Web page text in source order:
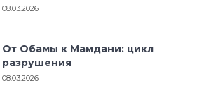
08.03.2026
От Обамы к Мамдани: цикл
разрушения
08.03.2026